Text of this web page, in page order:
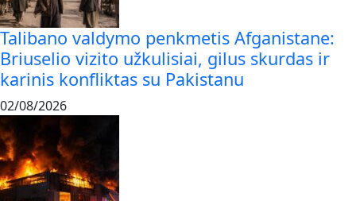
Talibano valdymo penkmetis Afganistane:
Briuselio vizito užkulisiai, gilus skurdas ir
karinis konfliktas su Pakistanu
02/08/2026